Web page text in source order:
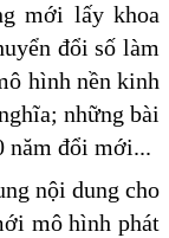
mới lấy khoa
đổi số làm
hình nền kinh
những bài
năm đổi mới...
nội dung cho
mô hình phát